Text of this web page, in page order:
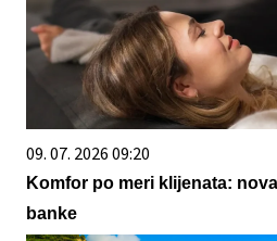
09. 07. 2026 09:20
Komfor po meri klijenata:
banke